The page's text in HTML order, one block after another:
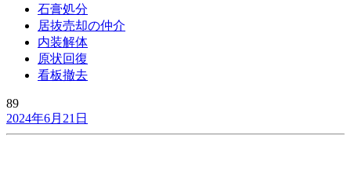
石膏処分
居抜売却の仲介
内装解体
原状回復
看板撤去
89
2024年6月21日